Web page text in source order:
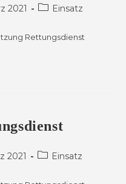
2021
Beitrags-
Einsatz
Rettungsdienst
2021
Beitrags-
Einsatz